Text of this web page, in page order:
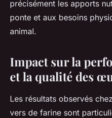
précisément les apports
ponte et aux besoins
animal.
Impact sur la
et la qualité des
Les résultats observés
vers de farine sont